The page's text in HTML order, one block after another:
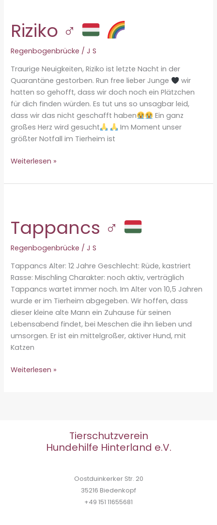
Riziko ♂
Regenbogenbrücke /J S
Traurige Neuigkeiten, Riziko ist letzte Nacht in der
Quarantäne gestorben. Run free lieber Junge
wir
hatten so gehofft, dass wir doch noch ein Plätzchen
für dich finden würden. Es tut uns so unsagbar leid,
dass wir das nicht geschafft haben
Ein ganz
großes Herz wird gesucht
Im Moment unser
größter Notfall im Tierheim ist
Riziko
Weiterlesen »
Tappancs ♂
Regenbogenbrücke /J S
Tappancs Alter: 12 Jahre Geschlecht: Rüde, kastriert
Rasse: Mischling Charakter: noch aktiv, verträglich
Tappancs wartet immer noch. Im Alter von 10,5 Jahren
wurde er im Tierheim abgegeben. Wir hoffen, dass
dieser kleine alte Mann ein Zuhause für seinen
Lebensabend findet, bei Meschen die ihn lieben und
umsorgen. Er ist ein mittelgroßer, aktiver Hund, mit
Katzen
Tappancs
Weiterlesen »
Tierschutzverein
Hundehilfe Hinterland e.V.
Oostduinkerker Str. 20
35216 Biedenkopf
+49 151 11655681